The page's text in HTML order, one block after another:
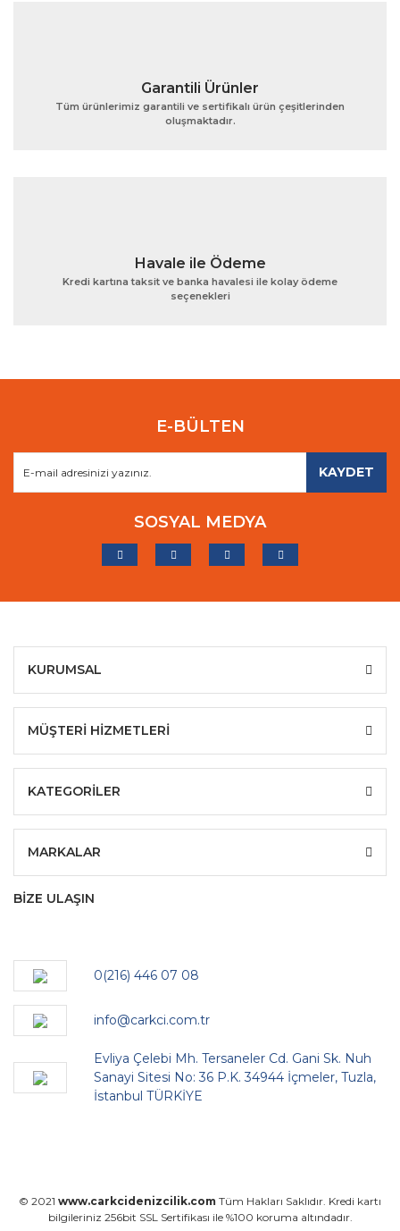
Gönder
Garantili Ürünler
Tüm ürünlerimiz garantili ve sertifikalı ürün çeşitlerinden
oluşmaktadır.
Havale ile Ödeme
Kredi kartına taksit ve banka havalesi ile kolay ödeme
seçenekleri
E-BÜLTEN
KAYDET
SOSYAL MEDYA
KURUMSAL
MÜŞTERİ HİZMETLERİ
KATEGORİLER
MARKALAR
BİZE ULAŞIN
0(216) 446 07 08
info@carkci.com.tr
Evliya Çelebi Mh. Tersaneler Cd. Gani Sk. Nuh
Sanayi Sitesi No: 36 P.K. 34944 İçmeler, Tuzla,
İstanbul TÜRKİYE
© 2021 www.carkcidenizcilik.com Tüm Hakları Saklıdır. Kredi kartı
bilgileriniz 256bit SSL Sertifikası ile %100 koruma altındadır.